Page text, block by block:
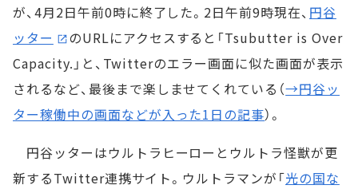
が、4月2日午前0時に終了した。2日午前9時現在、 円谷
ッター
のURLにアクセスすると「Tsubutter is Over
Capacity.」と、Twitterのエラー画面に似た画面が表示
されるなど、最後まで楽しませてくれている（→円谷ッ
ター稼働中の画面などが入った1日の記事）。
円谷ッターはウルトラヒーローとウルトラ怪獣が更
新するTwitter連携サイト。ウルトラマンが「光の国な